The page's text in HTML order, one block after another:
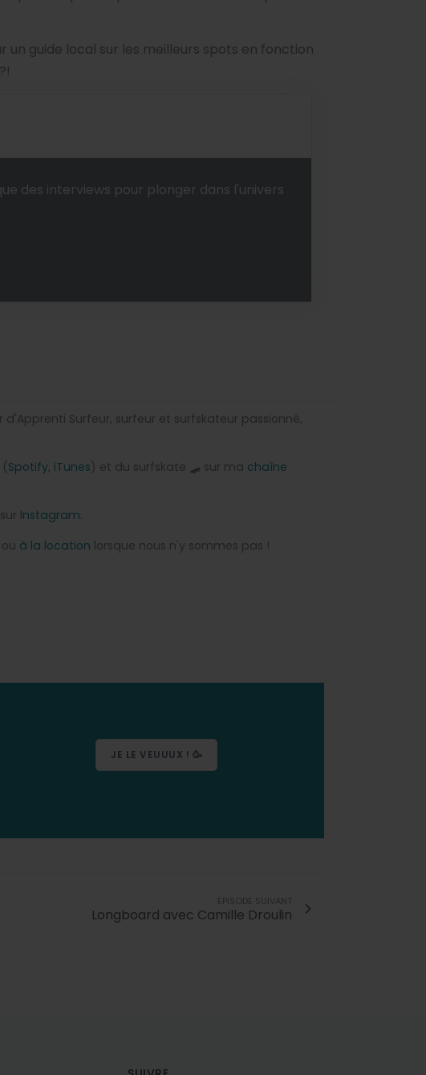
guide local sur les meilleurs spots en fonction
des interviews pour plonger dans l'univers
d'Apprenti Surfeur, surfeur et surfskateur passionné,
Spotify, iTunes) et du surfskate 🛹 sur ma chaîne
Instagram.
ou à la location lorsque nous n'y sommes pas !
JE LE VEUUUX ! 🥳
EPISODE SUIVANT
Longboard avec Camille Droulin